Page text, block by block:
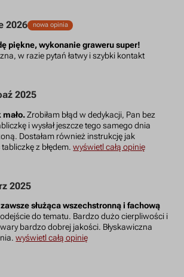
2026 nowa opinia
piękne, wykonanie graweru super!
w razie pytań łatwy i szybki kontakt
2025
Zrobiłam błąd w dedykacji, Pan bez
i wysłał jeszcze tego samego dnia
Dostałam również instrukcję jak
z błędem.wyświetl całą opinię
2025
zawsze służąca wszechstronną i fachową
do tematu. Bardzo dużo cierpliwości i
bardzo dobrej jakości. Błyskawiczna
wyświetl całą opinię